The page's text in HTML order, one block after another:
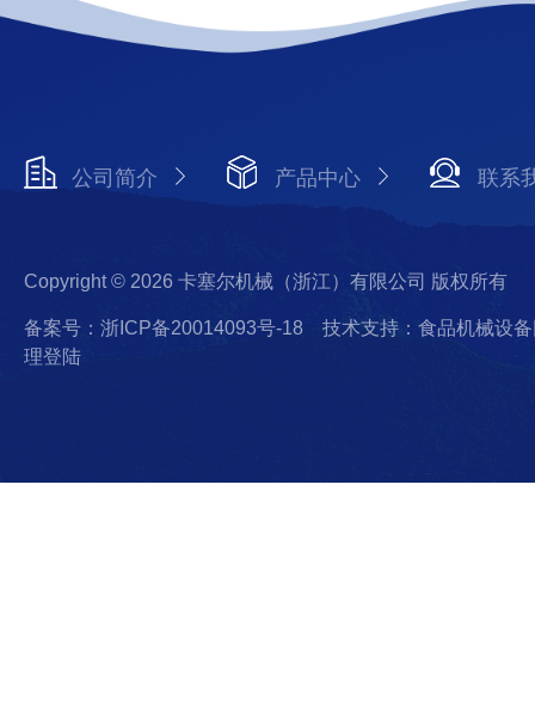
公司简介 产品中心 联系
Copyright © 2026 卡塞尔机械（浙江）有限公司 版权所有
备案号：浙ICP备20014093号-18
技术支持：食品机械设
理登陆